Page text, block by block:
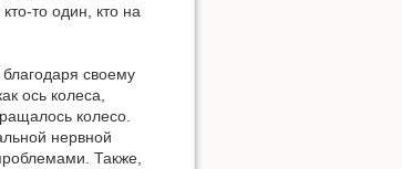
то один, кто на
своему
ось колеса,
колесо.
нервной
Также,